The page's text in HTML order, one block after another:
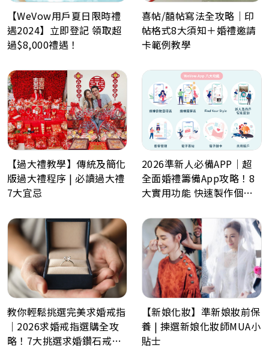
【WeVow用戶夏日限時禮
遇2024】立即登記 領取超
過$8,000禮遇！
喜帖/囍帖寫法全攻略｜印
帖格式8大須知＋婚禮邀請
卡範例教學
【過大禮教學】傳統及簡化
版過大禮程序 | 必讀過大禮
7大宜忌
2026準新人必備APP｜超
全面婚禮籌備App攻略！8
大實用功能 快速製作個人
數日程表、預算表、婚禮商
戶一鍵查詢
教你輕鬆挑選完美求婚戒指
｜2026求婚戒指選購全攻
略！7大挑選求婚鑽石戒指
【新娘化妝】準新娘妝前保
養 | 揀選新娘化妝師MUA小
貼士